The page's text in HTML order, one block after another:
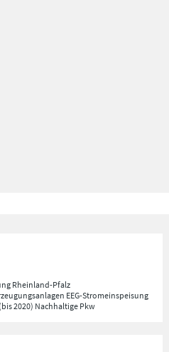
Rheinland-Pfalz
EEG-Stromeinspeisung
2020) Nachhaltige Pkw